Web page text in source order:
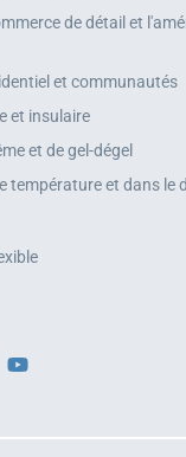
de détail et
et communautés
et insulaire
et de gel-dégel
température et dans le